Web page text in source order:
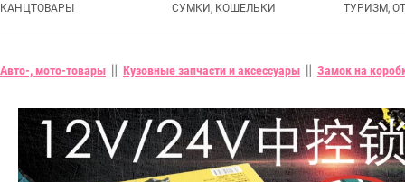
КАНЦТОВАРЫ
СУМКИ, КОШЕЛЬКИ ТУРИЗМ,
Авто-, мото-товары Кузовные запчасти и аксессуары Замок на